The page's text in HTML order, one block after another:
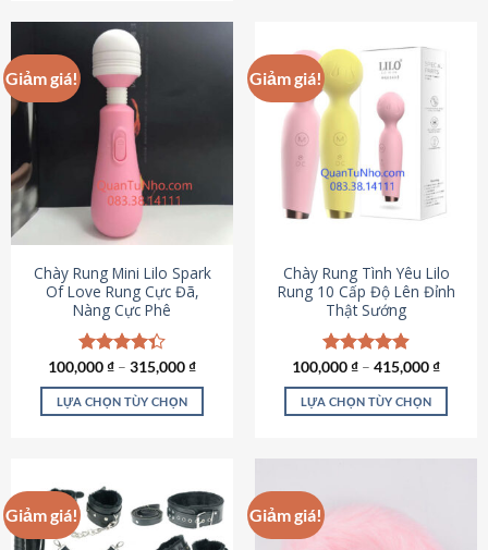
nhiều
biến
thể.
Các
chọn
thể
chọn
trên
trang
sản
phẩm
Giảm giá!
Chày Rung Mini Lilo Spark
Of Love Rung Cực Đã,
Nàng Cực Phê
Được xếp
hạng4.33
5 sao
100,000₫ – 315,000₫
LỰA CHỌN TÙY CHỌN
có
nhiều
biến
Giảm giá!
Chày Rung Tình Yêu Lilo
Rung 10 Cấp Độ Lên Đỉnh
Thật Sướng
Được xếp
hạng4.94
5 sao
100,000₫ – 415,000₫
LỰA CHỌN TÙY CHỌN
biến
Giảm giá! Giảm giá!